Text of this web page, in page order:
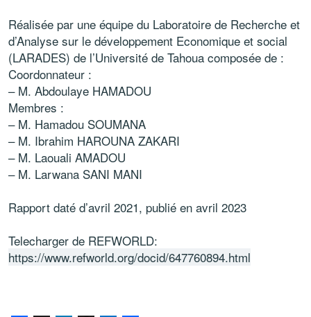
Réalisée par une équipe du Laboratoire de Recherche et
d’Analyse sur le développement Economique et social
(LARADES) de l’Université de Tahoua composée de :
Coordonnateur :
– M. Abdoulaye HAMADOU
Membres :
– M. Hamadou SOUMANA
– M. Ibrahim HAROUNA ZAKARI
– M. Laouali AMADOU
– M. Larwana SANI MANI
Rapport daté d’avril 2021, publié en avril 2023
Telecharger de REFWORLD:
https://www.refworld.org/docid/647760894.html